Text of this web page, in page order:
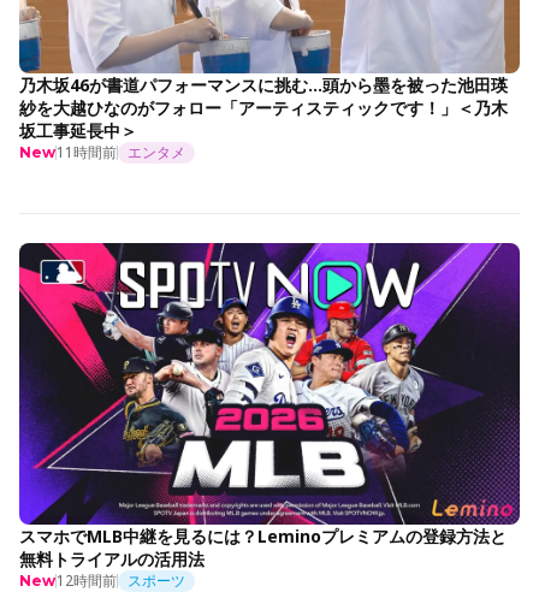
乃木坂46が書道パフォーマンスに挑む…頭から墨を被った池田瑛
紗を大越ひなのがフォロー「アーティスティックです！」＜乃木
坂工事延長中＞
New11時間前 エンタメ
スマホでMLB中継を見るには？Leminoプレミアムの登録方法と
無料トライアルの活用法
New12時間前 スポーツ